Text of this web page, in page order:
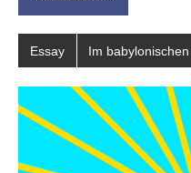
Essay Im